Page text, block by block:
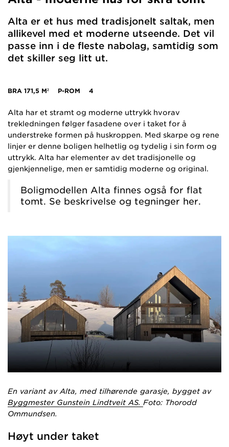
Alta er et hus med tradisjonelt saltak, men
allikevel med et moderne utseende. Det vil
passe inn i de fleste nabolag, samtidig som
det skiller seg litt ut.
BRA 171,5 M² P-ROM 4
Alta har et stramt og moderne uttrykk hvorav
trekledningen følger fasadene over i taket for å
understreke formen på huskroppen. Med skarpe og rene
linjer er denne boligen helhetlig og tydelig i sin form og
uttrykk. Alta har elementer av det tradisjonelle og
gjenkjennelige, men er samtidig moderne og original.
Boligmodellen Alta finnes også for flat
tomt. Se beskrivelse og tegninger her.
En variant av Alta, med tilhørende garasje, bygget av
Byggmester Gunstein Lindtveit AS. Foto: Thorodd
Ommundsen.
Høyt under taket